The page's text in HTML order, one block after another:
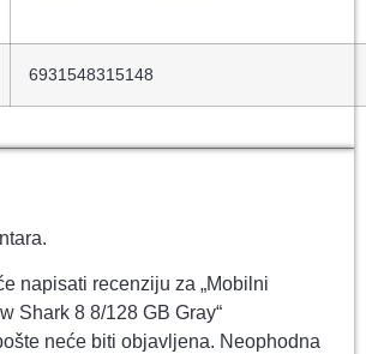
6931548315148
napisati recenziju za „Mobilni
Shark 8 8/128 GB Gray“
neće biti objavljena. Neophodna